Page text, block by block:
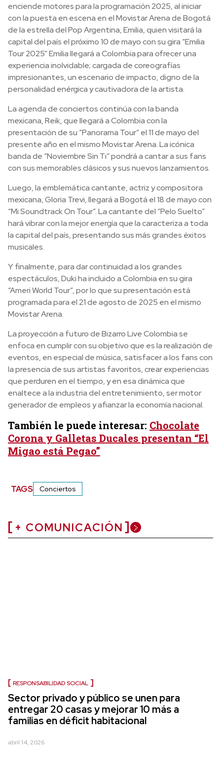
enciende motores para la programación 2025, al iniciar
con la puesta en escena en el Movistar Arena de Bogotá
de la estrella del Pop Argentina, Emilia, quien visitará la
capital del país el próximo 10 de mayo con su gira “Emilia
Tour 2025” Emilia llegará a Colombia para ofrecer una
experiencia inolvidable; cargada de coreografías
impresionantes, un escenario de impacto, digno de la
personalidad enérgica y cautivadora de la artista.
La agenda de conciertos continúa con la banda
mexicana, Reik, que llegará a Colombia con la
presentación de su “Panorama Tour” el 11 de mayo del
presente año en el mismo Movistar Arena. La icónica
banda de “Noviembre Sin Ti” pondrá a cantar a sus fans
con sus memorables clásicos y sus nuevos lanzamientos.
Luego, la emblemática cantante, actriz y compositora
mexicana, Gloria Trevi, llegará a Bogotá el 18 de mayo con
“Mi Soundtrack On Tour”. La cantante del “Pelo Suelto”
hará vibrar con la mejor energía que la caracteriza a toda
la capital del país, presentando sus más grandes éxitos
musicales.
Y finalmente, para dar continuidad a los grandes
espectáculos, Duki ha incluido a Colombia en su gira
“Ameri World Tour”, por lo que su presentación está
programada para el 21 de agosto de 2025 en el mismo
Movistar Arena.
La proyección a futuro de Bizarro Live Colombia se
enfoca en cumplir con su objetivo que es la realización de
eventos, en especial de música, satisfacer a los fans con
la presencia de sus artistas favoritos, crear experiencias
que perduren en el tiempo, y en esa dinámica que
enaltece a la industria del entretenimiento, ser motor
generador de empleos y afianzar la economía nacional.
También le puede interesar: Chocolate
Corona y Galletas Ducales presentan “El
Migao está Pegao”
TAGS Conciertos
+ COMUNICACIÓN
RESPONSABILIDAD SOCIAL
Sector privado y público se unen para
entregar 20 casas y mejorar 10 más a
familias en déficit habitacional
abril 14, 2026